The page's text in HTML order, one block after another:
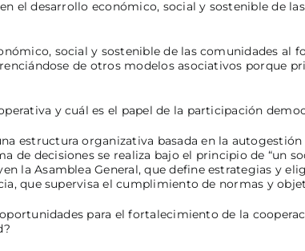
el desarrollo económico, social y sostenible de
social y sostenible de las comunidades al
de otros modelos asociativos porque
y cuál es el papel de la participación
estructura organizativa basada en la
de decisiones se realiza bajo el principio de “un
la Asamblea General, que define estrategias y
que supervisa el cumplimiento de normas y
para el fortalecimiento de la